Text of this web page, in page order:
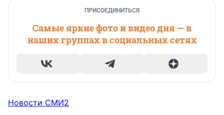
ПРИСОЕДИНИТЬСЯ
Самые яркие фото и видео дня — в
наших группах в социальных сетях
Новости СМИ2